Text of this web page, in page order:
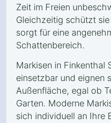
Zeit im Freien
Gleichzeitig schützt
sorgt für eine
Schattenbereich.
Markisen in Finkenthal
einsetzbar und eignen
Außenfläche, egal ob
Garten. Moderne
sich individuell an Ihre